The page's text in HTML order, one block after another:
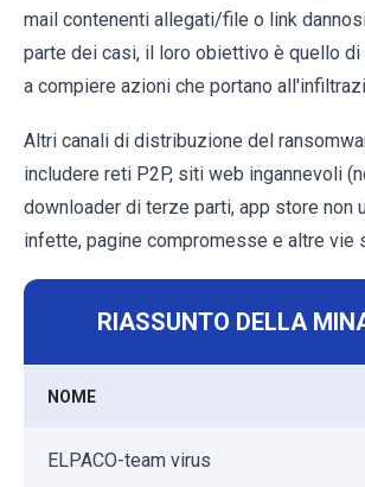
mail contenenti allegati/file o link
parte dei casi, il loro obiettivo è quello
a compiere azioni che portano
Altri canali di distribuzione del
includere reti P2P, siti web ingannevoli
downloader di terze parti, app store non
infette, pagine compromesse e altre vie
RIASSUNTO DELLA
NOME
ELPACO-team virus